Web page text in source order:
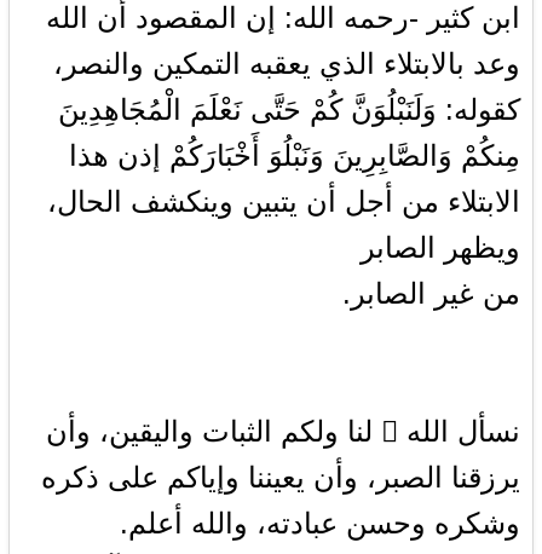
ابن كثير -رحمه الله: إن المقصود أن الله
وعد بالابتلاء الذي يعقبه التمكين والنصر،
كقوله: وَلَنَبْلُوَنَّ كُمْ حَتَّى نَعْلَمَ الْمُجَاهِدِينَ
مِنكُمْ وَالصَّابِرِينَ وَنَبْلُوَ أَخْبَارَكُمْ إذن هذا
الابتلاء من أجل أن يتبين وينكشف الحال،
ويظهر الصابر
من غير الصابر.
نسأل الله  لنا ولكم الثبات واليقين، وأن
يرزقنا الصبر، وأن يعيننا وإياكم على ذكره
وشكره وحسن عبادته، والله أعلم.